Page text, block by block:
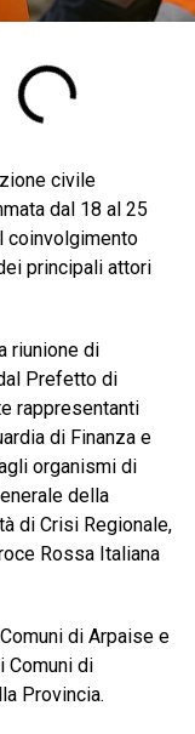
civile
dal 18 al 25
coinvolgimento
principali attori
riunione di
Prefetto di
rappresentanti
di Finanza e
organismi di
della
di Crisi Regionale,
Rossa Italiana
di Arpaise e
Comuni di
Provincia.